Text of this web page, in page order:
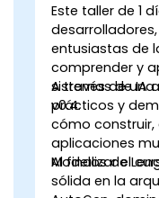
Este taller de 1
entusiastas de
comprender y
sistemas de IA
v0.4.
A través de
prácticos y
cómo
aplicaciones
Modelos de
Al finalizar el
sólida en la